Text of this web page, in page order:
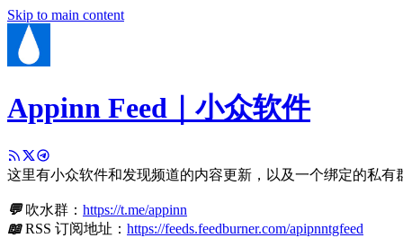
Skip to main content
Appinn Feed｜小众软件
这里有小众软件和发现频道的内容更新，以及一个绑定的私有
💬吹水群： https://t.me/appinn
📖RSS 订阅地址： https://feeds.feedburner.com/apipnntgfeed